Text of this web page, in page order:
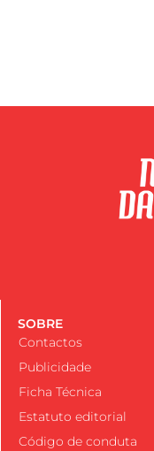
SOBRE
Contactos
Publicidade
Ficha Técnica
Estatuto editorial
Código de conduta